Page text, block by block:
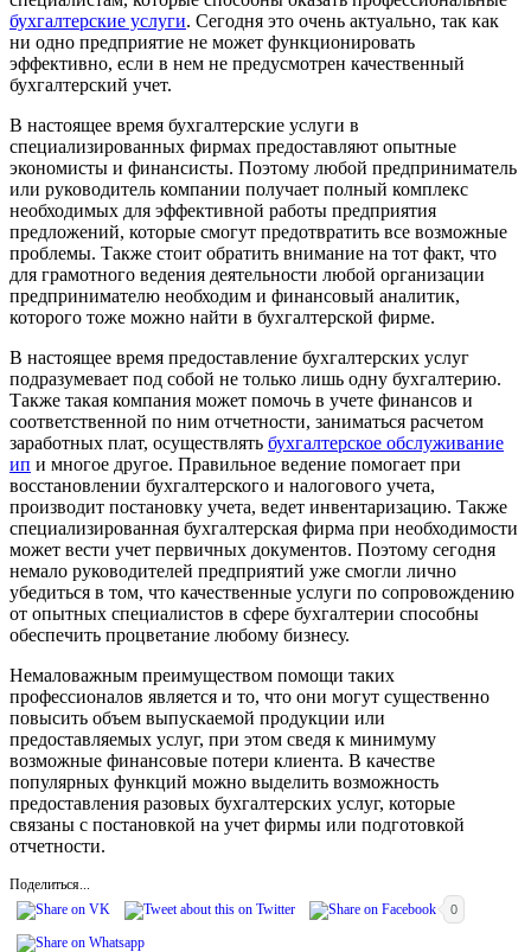
бухгалтерские услуги. Сегодня это очень актуально, так как
ни одно предприятие не может функционировать
эффективно, если в нем не предусмотрен качественный
бухгалтерский учет.
В настоящее время бухгалтерские услуги в
специализированных фирмах предоставляют опытные
экономисты и финансисты. Поэтому любой предприниматель
или руководитель компании получает полный комплекс
необходимых для эффективной работы предприятия
предложений, которые смогут предотвратить все возможные
проблемы. Также стоит обратить внимание на тот факт, что
для грамотного ведения деятельности любой организации
предпринимателю необходим и финансовый аналитик,
которого тоже можно найти в бухгалтерской фирме.
В настоящее время предоставление бухгалтерских услуг
подразумевает под собой не только лишь одну бухгалтерию.
Также такая компания может помочь в учете финансов и
соответственной по ним отчетности, заниматься расчетом
заработных плат, осуществлять бухгалтерское обслуживание
ип и многое другое. Правильное ведение помогает при
восстановлении бухгалтерского и налогового учета,
производит постановку учета, ведет инвентаризацию. Также
специализированная бухгалтерская фирма при необходимости
может вести учет первичных документов. Поэтому сегодня
немало руководителей предприятий уже смогли лично
убедиться в том, что качественные услуги по сопровождению
от опытных специалистов в сфере бухгалтерии способны
обеспечить процветание любому бизнесу.
Немаловажным преимуществом помощи таких
профессионалов является и то, что они могут существенно
повысить объем выпускаемой продукции или
предоставляемых услуг, при этом сведя к минимуму
возможные финансовые потери клиента. В качестве
популярных функций можно выделить возможность
предоставления разовых бухгалтерских услуг, которые
связаны с постановкой на учет фирмы или подготовкой
отчетности.
Поделиться...
0